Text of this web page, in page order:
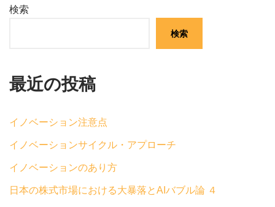
検索
検索
最近の投稿
イノベーション注意点
イノベーションサイクル・アプローチ
イノベーションのあり方
日本の株式市場における大暴落とAIバブル論 ４